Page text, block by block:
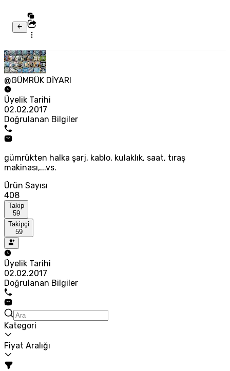
@GÜMRÜK DİYARI
Üyelik Tarihi
02.02.2017
Doğrulanan Bilgiler
gümrükten halka şarj, kablo, kulaklık, saat, tıraş
makinası,...vs.
Ürün Sayısı
408
Takip
59
Takipçi
59
Üyelik Tarihi
02.02.2017
Doğrulanan Bilgiler
Kategori
Fiyat Aralığı